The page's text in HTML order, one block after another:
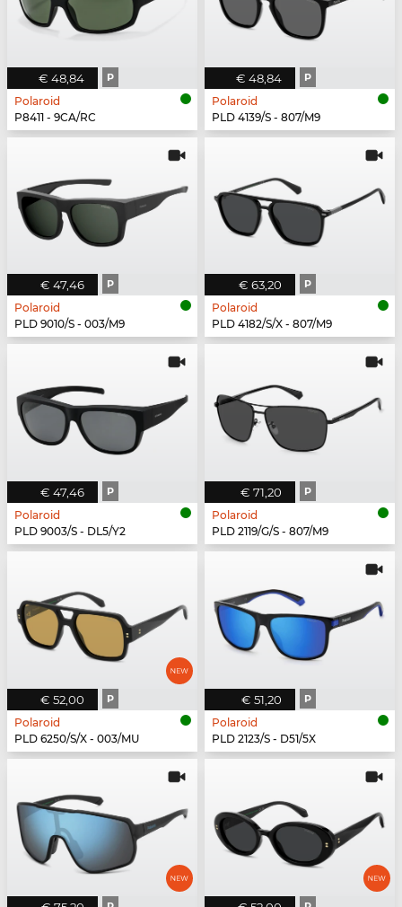
€ 48,84 P
Polaroid
P8411 - 9CA/RC
€ 48,84 P
Polaroid
PLD 4139/S - 807/M9
€ 47,46 P
Polaroid
PLD 9010/S - 003/M9
€ 63,20 P
Polaroid
PLD 4182/S/X - 807/M9
€ 47,46 P
Polaroid
PLD 9003/S - DL5/Y2
€ 71,20 P
Polaroid
PLD 2119/G/S - 807/M9
€ 52,00 P
Polaroid
PLD 6250/S/X - 003/MU
€ 51,20 P
Polaroid
PLD 2123/S - D51/5X